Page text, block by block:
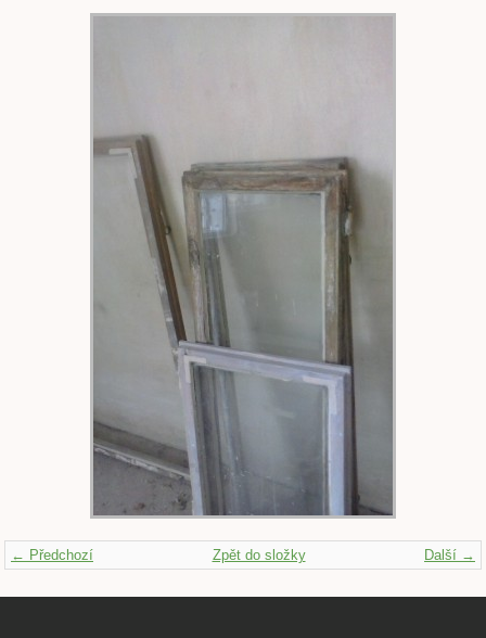
← Předchozí Další →
Zpět do složky